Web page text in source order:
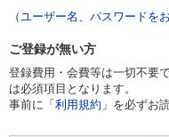
（ユーザー名、パスワードを
ご登録が無い方
登録費用・会費等は一切不要
は必須項目となります。
事前に「 利用規約 」を必ずお